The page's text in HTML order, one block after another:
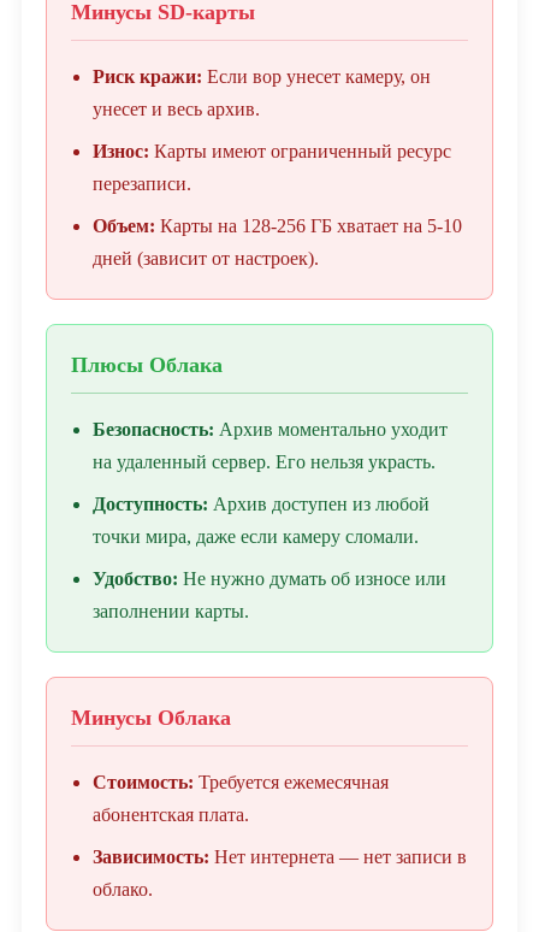
Минусы SD-карты
Риск кражи: Если вор унесет камеру, он
унесет и весь архив.
Износ: Карты имеют ограниченный ресурс
перезаписи.
Объем: Карты на 128-256 ГБ хватает на 5-10
дней (зависит от настроек).
Плюсы Облака
Безопасность: Архив моментально уходит
на удаленный сервер. Его нельзя украсть.
Доступность: Архив доступен из любой
точки мира, даже если камеру сломали.
Удобство: Не нужно думать об износе или
заполнении карты.
Минусы Облака
Стоимость: Требуется ежемесячная
абонентская плата.
Зависимость: Нет интернета — нет записи в
облако.